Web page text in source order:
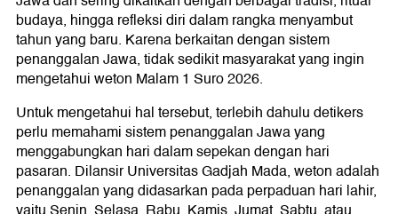
1 Suro 1960 Ba'
2 Suro 1960 Baꞌ
3 Suro 1960 Baꞌ
4 Suro 1960 Baꞌ
6 Suro 1960 Baꞌ
7 Suro 1960 Baꞌ
8 Suro 1960 Baꞌ
9 Suro 1960 Baꞌ
10 Suro 1960 Baꞌ
11 Suro 1960 Baꞌ
budaya, hingga refleksi diri dalam rangka menyambut
tahun yang baru. Karena berkaitan dengan sistem
penanggalan Jawa, tidak sedikit masyarakat yang ingin
mengetahui weton Malam 1 Suro 2026.
Untuk mengetahui hal tersebut, terlebih dahulu detikers
perlu memahami sistem penanggalan Jawa yang
menggabungkan hari dalam sepekan dengan hari
pasaran. Dilansir Universitas Gadjah Mada, weton adalah
penanggalan yang didasarkan pada perpaduan hari lahir,